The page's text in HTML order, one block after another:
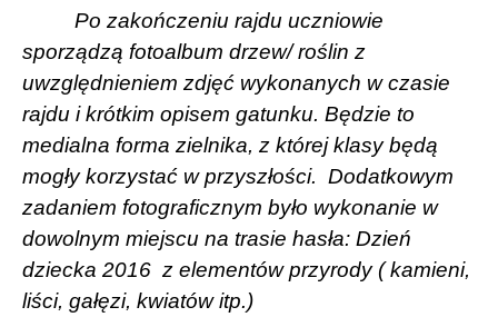
Po zakończeniu rajdu uczniowie
sporządzą fotoalbum drzew/ roślin z
uwzględnieniem zdjęć wykonanych w czasie
rajdu i krótkim opisem gatunku. Będzie to
medialna forma zielnika, z której klasy będą
mogły korzystać w przyszłości. Dodatkowym
zadaniem fotograficznym było wykonanie w
dowolnym miejscu na trasie hasła: Dzień
dziecka 2016 z elementów przyrody ( kamieni,
liści, gałęzi, kwiatów itp.)